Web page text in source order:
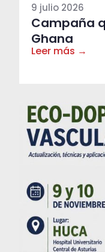
9 julio 2026
Campaña
Ghana
Leer más →